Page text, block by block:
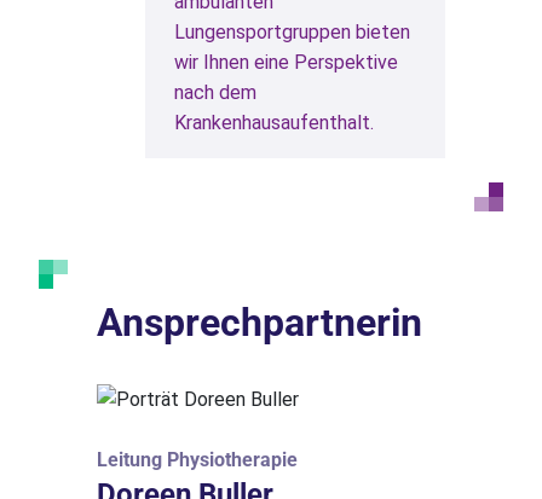
Lungensportgruppen bieten
wir Ihnen eine Perspektive
nach dem
Krankenhausaufenthalt.
Ansprechpartnerin
Leitung Physiotherapie